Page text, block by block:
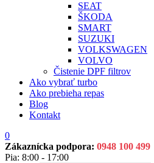
SEAT
ŠKODA
SMART
SUZUKI
VOLKSWAGEN
VOLVO
Čistenie DPF filtrov
Ako vybrať turbo
Ako prebieha repas
Blog
Kontakt
0
Zákaznícka podpora: 0948 100 499
Pia: 8:00 - 17:00